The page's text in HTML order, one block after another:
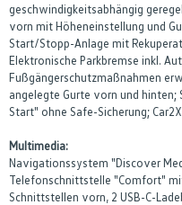
geschwindigkeitsabhängig
vorn mit Höheneinstellung und
Start/Stopp-Anlage mit
Elektronische Parkbremse inkl.
Fußgängerschutzmaßnahmen
angelegte Gurte vorn und hinten;
Start" ohne Safe-Sicherung; Car2X
Multimedia:
Navigationssystem "Discover
Telefonschnittstelle "Comfort"
Schnittstellen vorn, 2 USB-C-